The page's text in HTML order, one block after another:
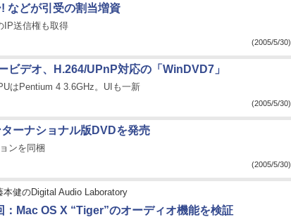
などが引受の割当増資
IP送信権も取得
(2005/5/30)
ビデオ、H.264/UPnP対応の「WinDVD7」
はPentium 4 3.6GHz。UIも一新
(2005/5/30)
ーナショナル版DVDを発売
ンを同梱
(2005/5/30)
本健のDigital Audio Laboratory
：Mac OS X “Tiger”のオーディオ機能を検証